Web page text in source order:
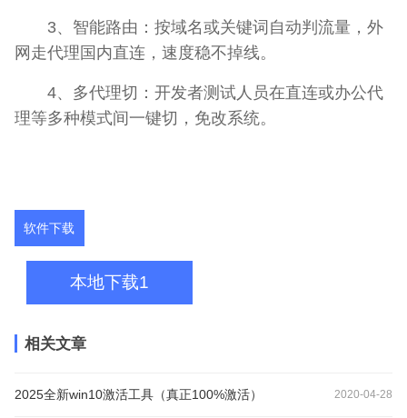
3、智能路由：按域名或关键词自动判流量，外
网走代理国内直连，速度稳不掉线。
4、多代理切：开发者测试人员在直连或办公代
理等多种模式间一键切，免改系统。
软件下载
本地下载1
相关文章
2025全新win10激活工具（真正100%激活） 2020-04-28